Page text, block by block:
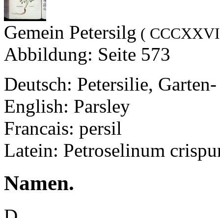
Gemein Petersilg (
Abbildung: Seite 573
Deutsch: Petersilie, Garten-
English: Parsley
Francais: persil
Latein: Petroselinum
Namen.